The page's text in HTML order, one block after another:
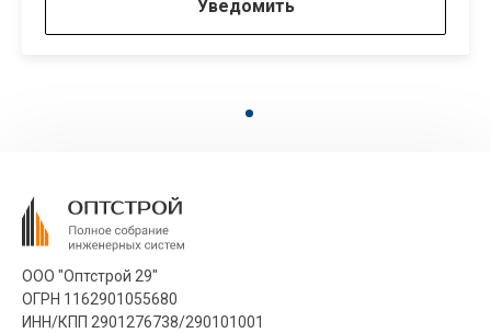
Уведомить
ООО "Оптстрой 29"
ОГРН 1162901055680
ИНН/КПП 2901276738/290101001